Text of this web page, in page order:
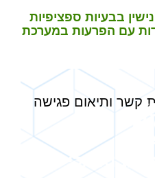
בבעיות ספציפיות
עם הפרעות במערכת
לבוא אליי
קשר ותיאום פגישה